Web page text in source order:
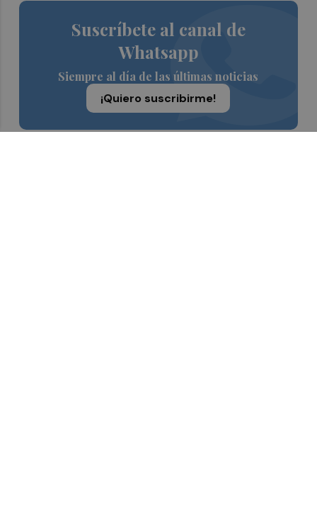
Suscríbete al canal de
Whatsapp
Siempre al día de las últimas noticias
¡Quiero suscribirme!